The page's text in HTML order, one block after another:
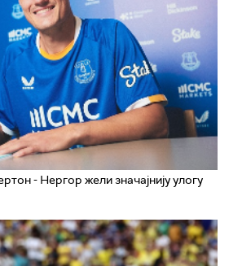
- Нергор жели значајнију улогу